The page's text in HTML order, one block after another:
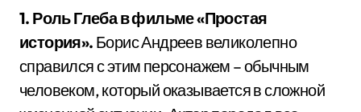
1. Роль Глеба в фильме «Простая
история». Борис Андреев великолепно
справился с этим персонажем – обычным
человеком, который оказывается в сложной